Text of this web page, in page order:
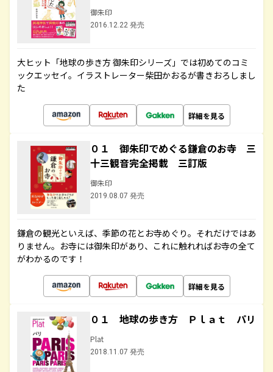
御朱印
2016.12.22 発売
大ヒット「地球の歩き方 御朱印シリーズ」では初めてのコミ
ックエッセイ。イラストレーター柴田かおるが書きおろしまし
た
詳細を見る
０１ 御朱印でめぐる鎌倉のお寺 三
十三観音完全掲載 三訂版
御朱印
2019.08.07 発売
鎌倉の観光といえば、季節の花とお寺めぐり。それだけではあ
りません。お寺には御朱印があり、これに触れればお寺の全て
がわかるのです！
詳細を見る
０１ 地球の歩き方 Ｐｌａｔ パリ
Plat
2018.11.07 発売